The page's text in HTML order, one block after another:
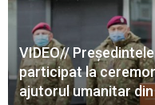
VIDEO//
participat la
ajutorul umanitar